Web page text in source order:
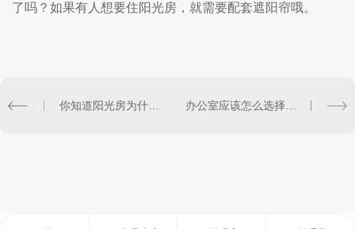
了吗？如果有人想要住阳光房，就需要配套遮阳帘哦。